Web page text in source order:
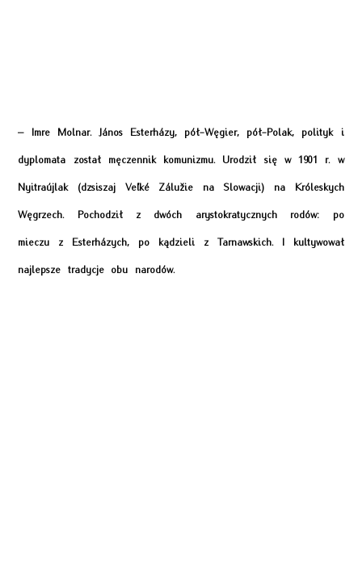
– Imre Molnar. János Esterházy, pół-Węgier, pół-Polak, polityk i
dyplomata został męczennik komunizmu. Urodził się w 1901 r. w
Nyitraújlak (dzsiszaj Veľké Zálužie na Slowacji) na Króleskych
Węgrzech. Pochodził z dwóch arystokratycznych rodów: po
mieczu z Esterházych, po kądzieli z Tarnawskich. I kultywował
najlepsze tradycje obu narodów.